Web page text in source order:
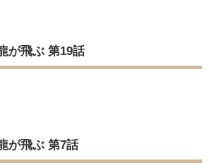
が飛ぶ 第19話
が飛ぶ 第7話